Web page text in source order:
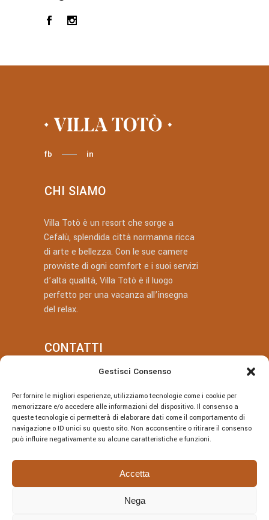
Gestisci Consenso
Per fornire le migliori esperienze, utilizziamo tecnologie come i cookie per
memorizzare e/o accedere alle informazioni del dispositivo. Il consenso a
queste tecnologie ci permetterà di elaborare dati come il comportamento di
navigazione o ID unici su questo sito. Non acconsentire o ritirare il consenso
può influire negativamente su alcune caratteristiche e funzioni.
Accetta
Nega
fb in
CHI SIAMO
Villa Totò è un resort che sorge a
Cefalù, splendida città normanna ricca
di arte e bellezza. Con le sue camere
provviste di ogni comfort e i suoi servizi
d’alta qualità, Villa Totò è il luogo
perfetto per una vacanza all’insegna
del relax.
CONTATTI
villatotocefalu@gmail.com
Via Vitaliano Brancati, 50, Cefalù
© Villa Totò P.Iva: 06614230826 – CIR: